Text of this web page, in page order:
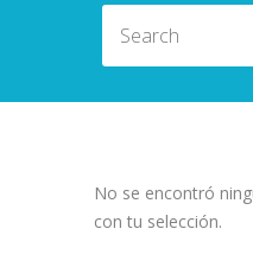
No se encontró
con tu selección.